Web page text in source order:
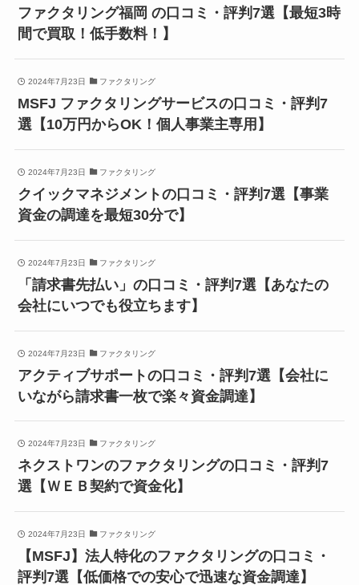
ファクタリング福岡 の口コミ・評判7選【最短3時
間で買取！低手数料！】
2024年7月23日 ファクタリング
MSFJ ファクタリングサービスの口コミ・評判7
選【10万円からOK！個人事業主専用】
2024年7月23日 ファクタリング
クイックマネジメントの口コミ・評判7選【事業
資金の調達を最短30分で】
2024年7月23日 ファクタリング
「請求書先払い」の口コミ・評判7選【あなたの
会社にいつでも役立ちます】
2024年7月23日 ファクタリング
アクティブサポートの口コミ・評判7選【会社に
いながら請求書一枚で楽々資金調達】
2024年7月23日 ファクタリング
ネクストワンのファクタリングの口コミ・評判7
選【ＷＥＢ契約で資金化】
2024年7月23日 ファクタリング
【MSFJ】法人特化のファクタリングの口コミ・
評判7選【低価格での安心で迅速な資金調達】